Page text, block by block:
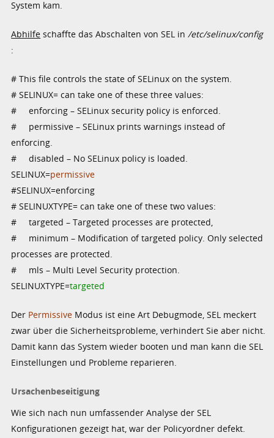
System kam.
Abhilfe schaffte das Abschalten von SEL in/etc/selinux/config
:
# This file controls the state of SELinux on the system.
# SELINUX= can take one of these three values:
# enforcing – SELinux security policy is enforced.
# permissive – SELinux prints warnings instead of
enforcing.
# disabled – No SELinux policy is loaded.
SELINUX=permissive
#SELINUX=enforcing
# SELINUXTYPE= can take one of these two values:
# targeted – Targeted processes are protected,
# minimum – Modification of targeted policy. Only selected
processes are protected.
# mls – Multi Level Security protection.
SELINUXTYPE=targeted
Der Permissive Modus ist eine Art Debugmode, SEL meckert
zwar über die Sicherheitsprobleme, verhindert Sie aber nicht.
Damit kann das System wieder booten und man kann die SEL
Einstellungen und Probleme reparieren.
Ursachenbeseitigung
Wie sich nach nun umfassender Analyse der SEL
Konfigurationen gezeigt hat, war der Policyordner defekt.